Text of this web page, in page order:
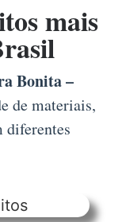
mais
Bonita –
de materiais,
diferentes